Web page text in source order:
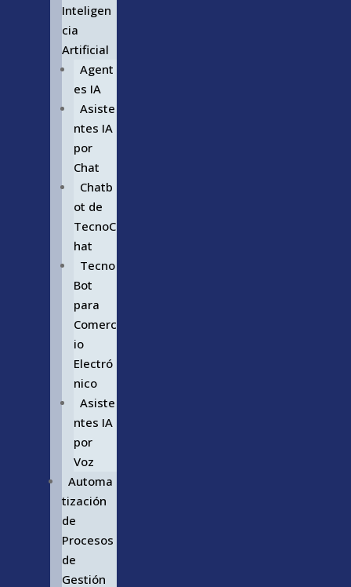
Inteligen
cia
Artificial
Agent
es IA
Asiste
ntes IA
por
Chat
Chatb
ot de
TecnoC
hat
Tecno
Bot
para
Comerc
io
Electró
nico
Asiste
ntes IA
por
Voz
Automa
tización
de
Procesos
de
Gestión